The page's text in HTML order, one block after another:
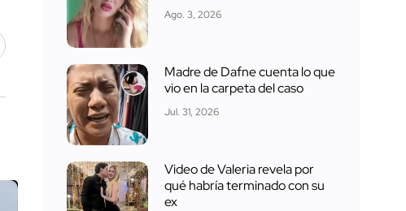
Ago. 3, 2026
Madre de Dafne cuenta lo que
vio en la carpeta del caso
Jul. 31, 2026
Video de Valeria revela por
qué habría terminado con su
ex